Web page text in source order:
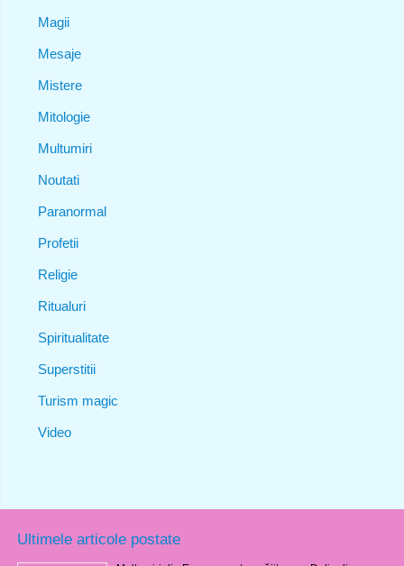
Magii
Mesaje
Mistere
Mitologie
Multumiri
Noutati
Paranormal
Profetii
Religie
Ritualuri
Spiritualitate
Superstitii
Turism magic
Video
Ultimele articole postate